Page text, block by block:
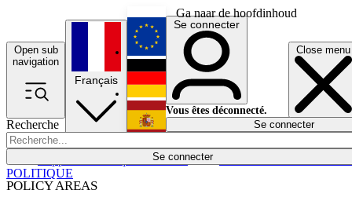
Ga naar de hoofdinhoud
Open sub
navigation
Close menu
Recherche
Se connecter
POLICY AREAS
Économie
Français
English
Deutsch
Español
Se connecter
Vous êtes déconnecté.
Se connecter
POLITIQUE